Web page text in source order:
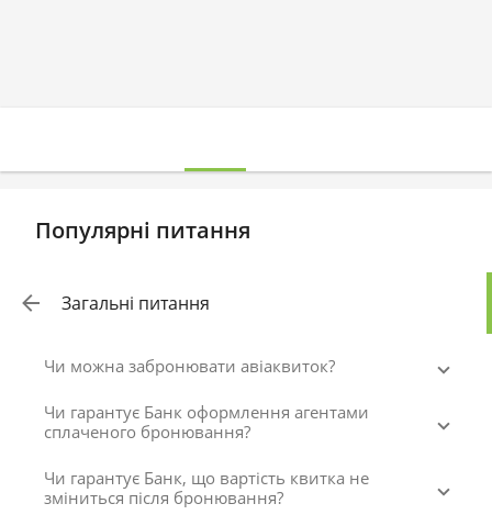
Популярні питання
Загальні питання
Чи можна забронювати авіаквиток?
Чи гарантує Банк оформлення агентами
сплаченого бронювання?
Чи гарантує Банк, що вартість квитка не
зміниться після бронювання?